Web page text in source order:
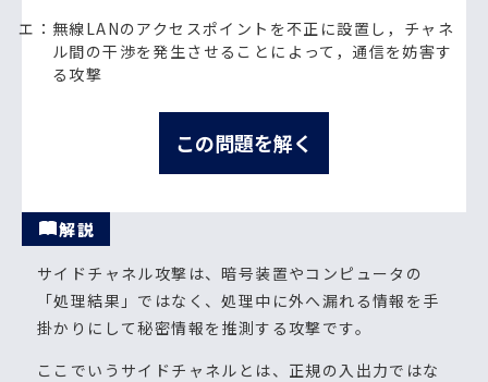
エ：無線LANのアクセスポイントを不正に設置し，チャネ
ル間の干渉を発生させることによって，通信を妨害す
る攻撃
この問題を解く
解説
サイドチャネル攻撃は、暗号装置やコンピュータの
「処理結果」ではなく、処理中に外へ漏れる情報を手
掛かりにして秘密情報を推測する攻撃です。
ここでいうサイドチャネルとは、正規の入出力ではな